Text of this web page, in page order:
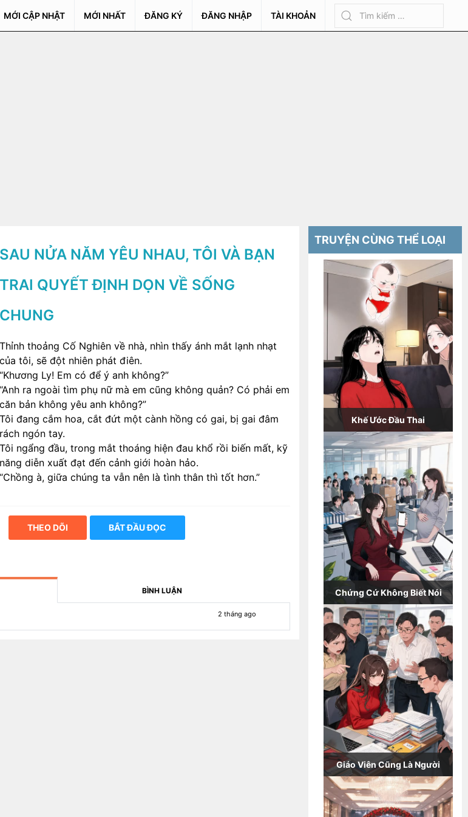
MỚI CẬP NHẬT MỚI NHẤT ĐĂNG KÝ ĐĂNG NHẬP TÀI KHOẢN
SAU NỬA NĂM YÊU NHAU, TÔI VÀ BẠN
TRAI QUYẾT ĐỊNH DỌN VỀ SỐNG
CHUNG
Thỉnh thoảng Cố Nghiên về nhà, nhìn thấy ánh mắt lạnh nhạt
của tôi, sẽ đột nhiên phát điên.
“Khương Ly! Em có để ý anh không?”
“Anh ra ngoài tìm phụ nữ mà em cũng không quản? Có phải em
căn bản không yêu anh không?”
Tôi đang cắm hoa, cắt đứt một cành hồng có gai, bị gai đâm
rách ngón tay.
Tôi ngẩng đầu, trong mắt thoáng hiện đau khổ rồi biến mất, kỹ
năng diễn xuất đạt đến cảnh giới hoàn hảo.
“Chồng à, giữa chúng ta vẫn nên là tình thân thì tốt hơn.”
THEO DÕI BẮT ĐẦU ĐỌC
BÌNH LUẬN
2 tháng ago
TRUYỆN CÙNG THỂ LOẠI
Khế Ước Đầu Thai
Chứng Cứ Không Biết Nói
Giáo Viên Cũng Là Người